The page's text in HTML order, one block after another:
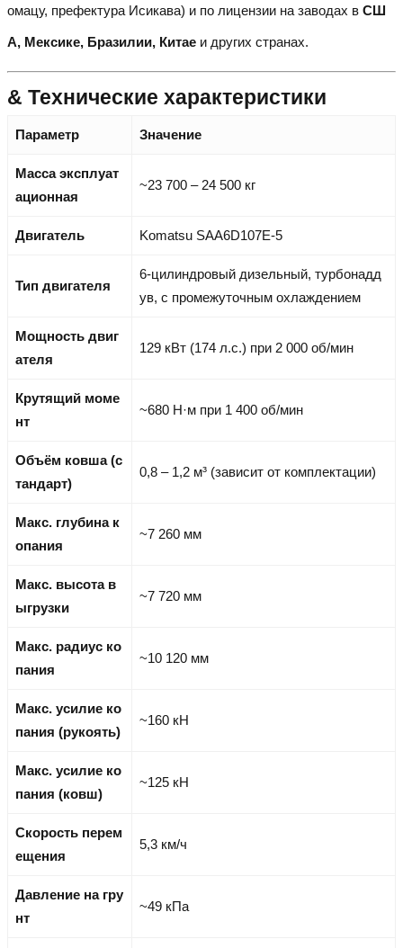
омацу, префектура Исикава) и по лицензии на заводах в СШ
А, Мексике, Бразилии, Китае и других странах.
& Технические характеристики
Параметр Значение
Масса эксплуат
ационная
~23 700 – 24 500 кг
Двигатель Komatsu SAA6D107E-5
Тип двигателя
6-цилиндровый дизельный, турбонадд
ув, с промежуточным охлаждением
Мощность двиг
ателя
129 кВт (174 л.с.) при 2 000 об/мин
Крутящий моме
нт
~680 Н·м при 1 400 об/мин
Объём ковша (с
тандарт)
0,8 – 1,2 м³ (зависит от комплектации)
Макс. глубина к
опания
~7 260 мм
Макс. высота в
ыгрузки
~7 720 мм
Макс. радиус ко
пания
~10 120 мм
Макс. усилие ко
пания (рукоять)
~160 кН
Макс. усилие ко
пания (ковш)
~125 кН
Скорость перем
ещения
5,3 км/ч
Давление на гру
нт
~49 кПа